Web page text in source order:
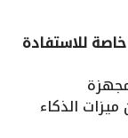
للاستفادة
الذكاء